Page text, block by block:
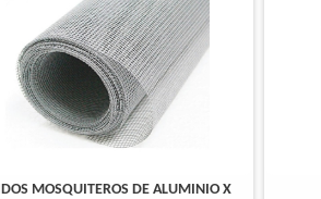
MOSQUITEROS DE ALUMINIO X